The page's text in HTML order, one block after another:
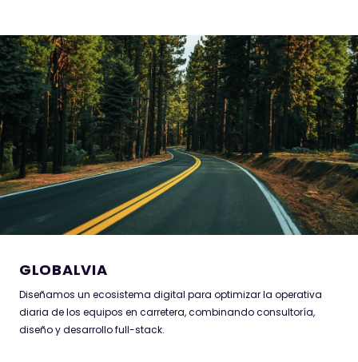
GLOBALVIA
Diseñamos un ecosistema digital para optimizar la operativa
diaria de los equipos en carretera, combinando consultoría,
diseño y desarrollo full-stack.